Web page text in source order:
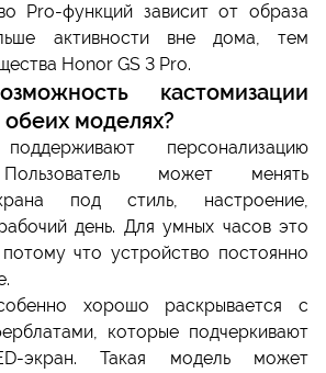
Pro-функций зависит от образа
активности вне дома, тем
Honor GS 3 Pro.
кастомизации
моделях?
персонализацию
может менять
под стиль, настроение,
день. Для умных часов это
что устройство постоянно
хорошо раскрывается с
которые подчеркивают
экран. Такая модель может